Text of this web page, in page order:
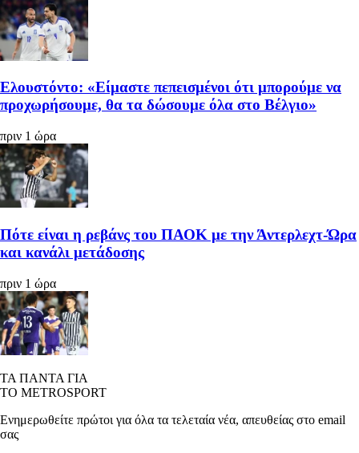
Ελουστόντο: «Είμαστε πεπεισμένοι ότι μπορούμε να
προχωρήσουμε, θα τα δώσουμε όλα στο Βέλγιο»
πριν 1 ώρα
Πότε είναι η ρεβάνς του ΠΑΟΚ με την Άντερλεχτ-Ώρα
και κανάλι μετάδοσης
πριν 1 ώρα
ΤΑ ΠΑΝΤΑ ΓΙΑ
ΤΟ METROSPORT
Ενημερωθείτε πρώτοι για όλα τα τελεταία νέα, απευθείας στο email
σας